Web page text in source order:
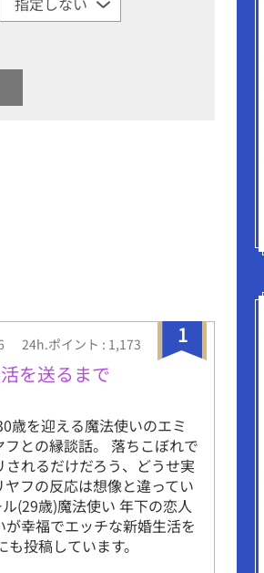
1
24h.ポイント : 1,173
を送るまで
歳を迎える魔法使いのエミ
との縁談話。 落ちこぼれで
れるだけだろう、どうせ実
フの反応は想像と違ってい
(29歳)魔法使い 年下の恋人
幸福でエッチな新婚生活を
投稿しています。